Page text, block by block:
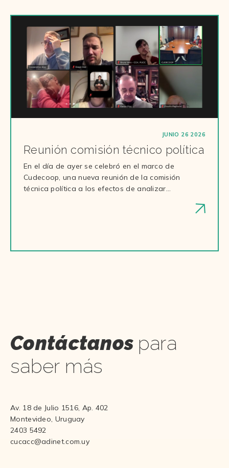
JUNIO 26 2026
Reunión comisión técnico política
En el día de ayer se celebró en el marco de
Cudecoop, una nueva reunión de la comisión
técnica política a los efectos de analizar…
Contáctanos para
saber más
Av. 18 de Julio 1516, Ap. 402
Montevideo, Uruguay
2403 5492
cucacc@adinet.com.uy